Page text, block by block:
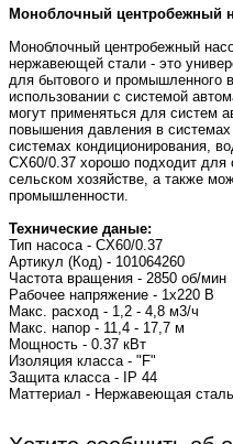
Моноблочный центробежный
Моноблочный центробежный
нержавеющей стали - это
для бытового и промышленного
использовании с системой
могут применяться для систем
повышения давления в
системах кондиционирования,
CX60/0.37 хорошо подходит для
сельском хозяйстве, а также
промышленности.
Технические даные:
Тип насоса - CX60/0.37
Артикул (Код) - 101064260
Частота вращения - 2850 об/мин
Рабочее напряжение - 1x220 В
Макс. расход - 1,2 - 4,8 м3/ч
Макс. напор - 11,4 - 17,7 м
Мощность - 0.37 кВт
Изоляция класса - "F"
Защита класса - IP 44
Маттериал - Нержавеющая сталь